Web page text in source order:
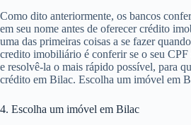
Como dito anteriormente, os bancos
em seu nome antes de oferecer crédito
uma das primeiras coisas a se fazer
credito imobiliário é conferir se o seu CPF
e resolvê-la o mais rápido possível, para
crédito em Bilac. Escolha um imóvel em
4. Escolha um imóvel em Bilac